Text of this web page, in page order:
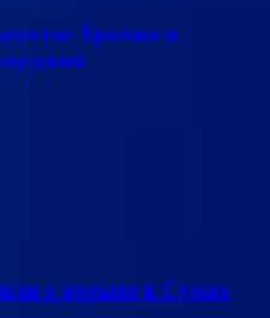
Трампа в
о взрыве в Сумах